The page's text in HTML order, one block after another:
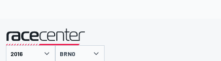
presentado por BRNO